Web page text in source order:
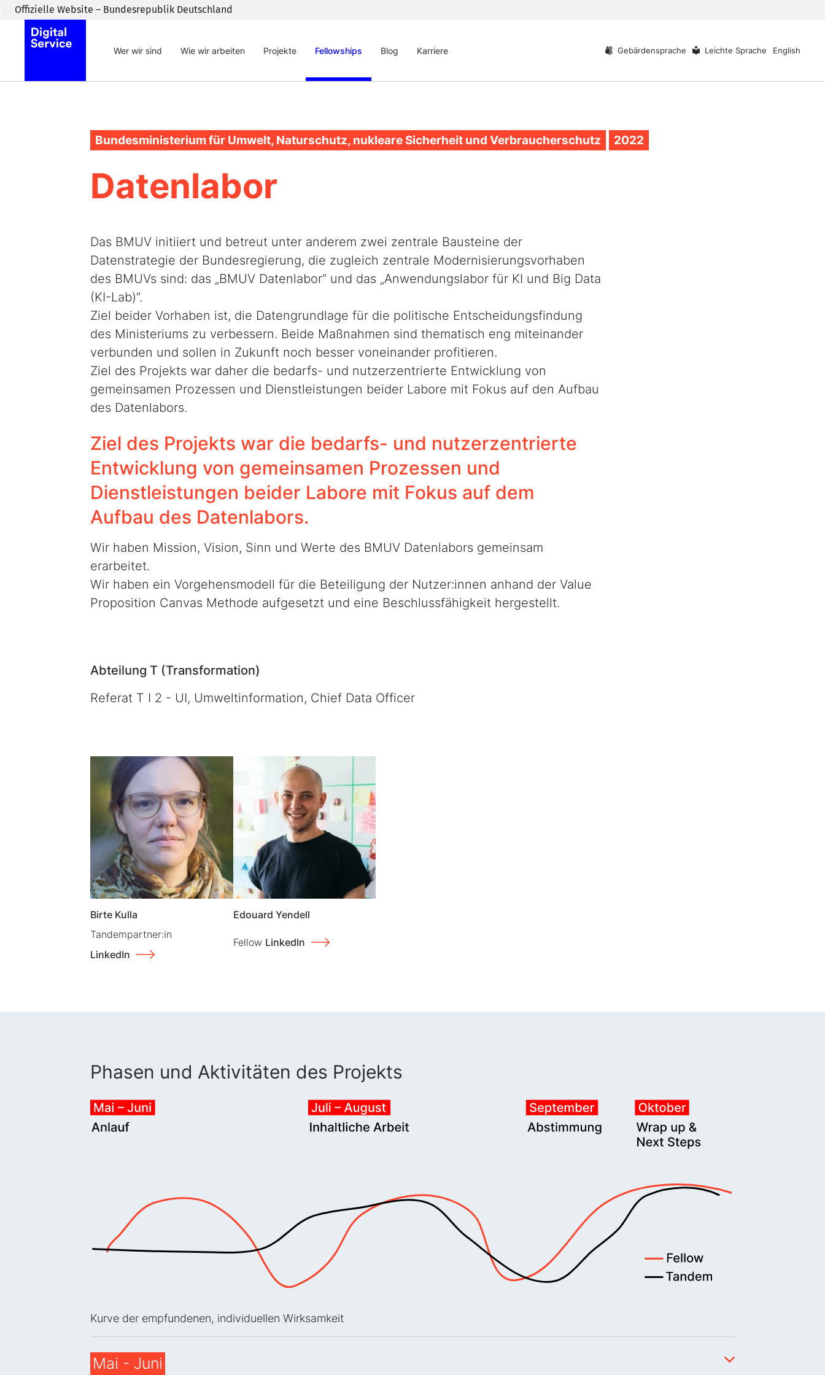
Zum Inhaltsbereich wechseln
Offizielle Website – Bundesrepublik Deutschland
Wer wir sind Wie wir arbeiten Projekte Fellowships Blog Karriere Gebärdensprache Leichte Sprache English
Bundesministerium für Umwelt, Naturschutz, nukleare Sicherheit und Verbraucherschutz 2022
Datenlabor
Das BMUV initiiert und betreut unter anderem zwei zentrale Bausteine der
Datenstrategie der Bundesregierung, die zugleich zentrale Modernisierungsvorhaben
des BMUVs sind: das „BMUV Datenlabor” und das „Anwendungslabor für KI und Big Data
(KI-Lab)”.
Ziel beider Vorhaben ist, die Datengrundlage für die politische Entscheidungsfindung
des Ministeriums zu verbessern. Beide Maßnahmen sind thematisch eng miteinander
verbunden und sollen in Zukunft noch besser voneinander profitieren.
Ziel des Projekts war daher die bedarfs- und nutzerzentrierte Entwicklung von
gemeinsamen Prozessen und Dienstleistungen beider Labore mit Fokus auf den Aufbau
des Datenlabors.
Ziel des Projekts war die bedarfs- und nutzerzentrierte
Entwicklung von gemeinsamen Prozessen und
Dienstleistungen beider Labore mit Fokus auf dem
Aufbau des Datenlabors.
Wir haben Mission, Vision, Sinn und Werte des BMUV Datenlabors gemeinsam
erarbeitet.
Wir haben ein Vorgehensmodell für die Beteiligung der Nutzer:innen anhand der Value
Proposition Canvas Methode aufgesetzt und eine Beschlussfähigkeit hergestellt.
Abteilung T (Transformation)
Referat T I 2 - UI, Umweltinformation, Chief Data Officer
Birte Kulla
Tandempartner:in
LinkedIn
Edouard Yendell
Fellow LinkedIn
Phasen und Aktivitäten des Projekts
Kurve der empfundenen, individuellen Wirksamkeit
Mai - Juni